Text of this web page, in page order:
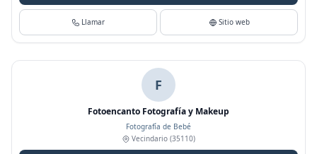
Llamar Sitio web
F
Fotoencanto Fotografía y Makeup
Fotografía de Bebé
Vecindario (35110)